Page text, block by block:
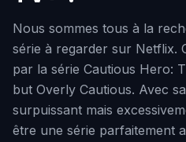
Nous sommes tous à la
série à regarder sur Netflix.
par la série Cautious Hero:
but Overly Cautious. Avec
surpuissant mais
être une série parfaitement